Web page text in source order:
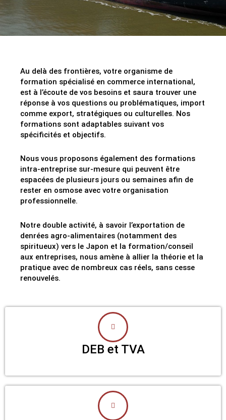
Au delà des frontières, votre organisme de
formation spécialisé en commerce international,
est à l’écoute de vos besoins et saura trouver une
réponse à vos questions ou problématiques, import
comme export, stratégiques ou culturelles. Nos
formations sont adaptables suivant vos
spécificités et objectifs.
Nous vous proposons également des formations
intra-entreprise sur-mesure qui peuvent être
espacées de plusieurs jours ou semaines afin de
rester en osmose avec votre organisation
professionnelle.
Notre double activité, à savoir l’exportation de
denrées agro-alimentaires (notamment des
spiritueux) vers le Japon et la formation/conseil
aux entreprises, nous amène à allier la théorie et la
pratique avec de nombreux cas réels, sans cesse
renouvelés.
DEB et TVA